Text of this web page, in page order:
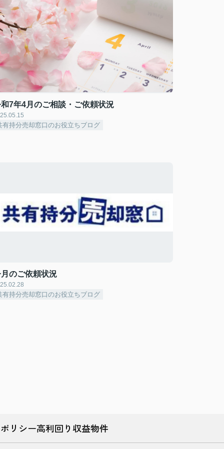
7年4月のご相談・ご依頼状況
有持分売却窓口のお役立ちブログ
のご依頼状況
有持分売却窓口のお役立ちブログ
リシー高利回り収益物件